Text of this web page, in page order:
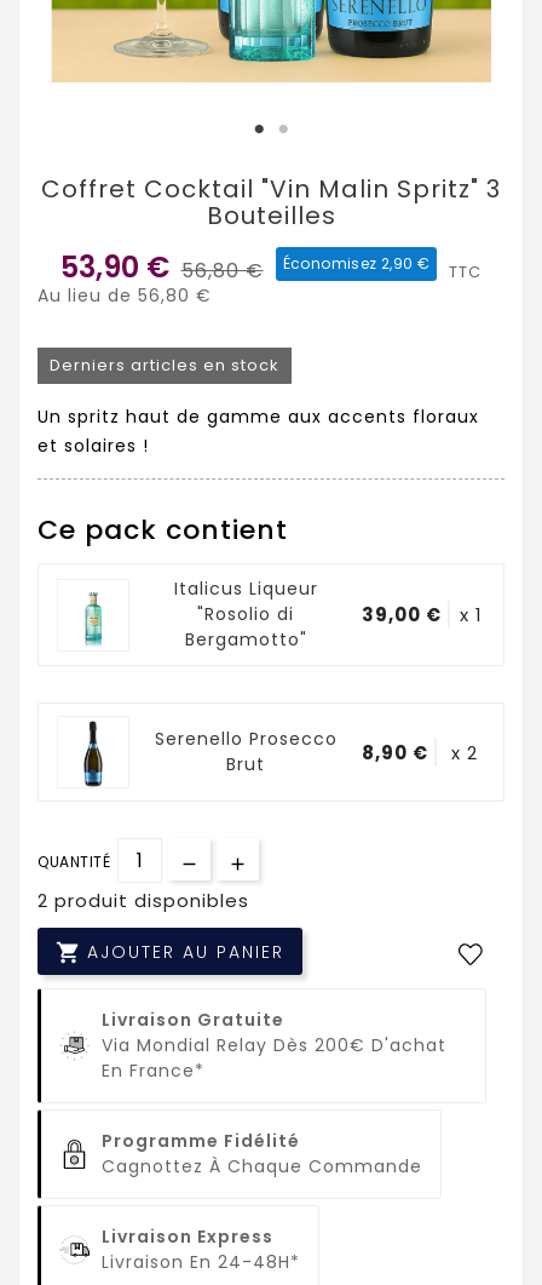
Coffret Cocktail "Vin Malin Spritz" 3
Bouteilles
53,90 € 56,80 € Économisez 2,90 € TTC
Au lieu de 56,80 €
Derniers articles en stock
Un spritz haut de gamme aux accents floraux
et solaires !
Ce pack contient
Italicus Liqueur
"Rosolio di
Bergamotto"
39,00 € x 1
Serenello Prosecco
Brut
8,90 € x 2
QUANTITÉ
2 produit disponibles
 AJOUTER AU PANIER
Livraison Gratuite
Via Mondial Relay Dès 200€ D'achat
En France*
Programme Fidélité
Cagnottez À Chaque Commande
Livraison Express
Livraison En 24-48H*